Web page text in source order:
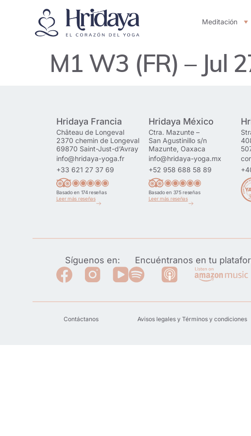
Meditación
M1 W3 (FR) – Jul
Hridaya Francia
Château de Longeval
2370 chemin de Longeval
69870 Saint-Just-d’Avray
info@hridaya-yoga.fr
+33 621 27 37 69
Basado en 174 reseñas
Leer más reseñas
Hridaya México
Ctra. Mazunte –
San Agustinillo s/n
Mazunte, Oaxaca
info@hridaya-yoga.mx
+52 958 688 58 89
Basado en 375 reseñas
Leer más reseñas
Síguenos en: Encuéntranos en tu
Contáctanos Avisos legales y Términos y condiciones